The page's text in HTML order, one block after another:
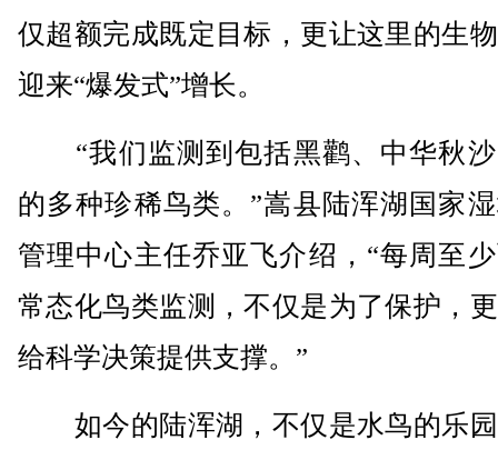
仅超额完成既定目标，更让这里的生
迎来“爆发式”增长。
“我们监测到包括黑鹳、中华秋沙
的多种珍稀鸟类。”嵩县陆浑湖国家
管理中心主任乔亚飞介绍，“每周至
常态化鸟类监测，不仅是为了保护，
给科学决策提供支撑。”
如今的陆浑湖，不仅是水鸟的乐